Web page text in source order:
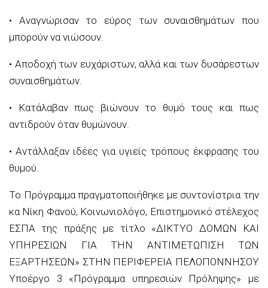
• Αναγνώρισαν το εύρος των συναισθημάτων που
μπορούν να νιώσουν.
• Αποδοχή των ευχάριστων, αλλά και των δυσάρεστων
συναισθημάτων.
• Κατάλαβαν πως βιώνουν το θυμό τους και πως
αντιδρούν όταν θυμώνουν.
• Αντάλλαξαν ιδέες για υγιείς τρόπους έκφρασης του
θυμού.
Το Πρόγραμμα πραγματοποιήθηκε με συντονίστρια την
κα Νίκη Φανού, Κοινωνιολόγο, Επιστημονικό στέλεχος
ΕΣΠΑ της πράξης με τίτλο «ΔΙΚΤΥΟ ΔΟΜΩΝ ΚΑΙ
ΥΠΗΡΕΣΙΩΝ ΓΙΑ ΤΗΝ ΑΝΤΙΜΕΤΩΠΙΣΗ ΤΩΝ
ΕΞΑΡΤΗΣΕΩΝ» ΣΤΗΝ ΠΕΡΙΦΕΡΕΙΑ ΠΕΛΟΠΟΝΝΗΣΟΥ
Υποέργο 3 «Πρόγραμμα υπηρεσιών Πρόληψης» με